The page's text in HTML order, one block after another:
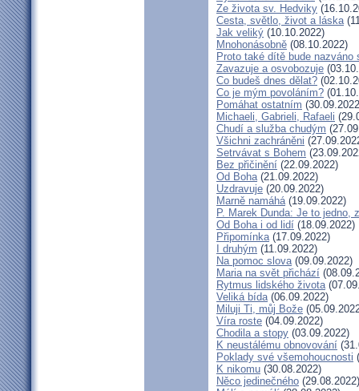
Ze života sv. Hedviky
Cesta, světlo, život a láska
Jak veliký (10.10.2022)
Mnohonásobně (08.10.2022)
Proto také dítě bude
Zavazuje a osvobozuje
Co budeš dnes dělat?
Co je mým povoláním?
Pomáhat ostatním
Michaeli, Gabrieli, Rafaeli
Chudí a služba chudým
Všichni zachráněni
Setrvávat s Bohem
Bez přičinění (22.09.2022)
Od Boha(21.09.2022)
Uzdravuje (20.09.2022)
Marně namáhá(19.09.2022)
P. Marek Dunda: Je to jedno,
Od Boha i od lidí (18.09.2022)
Připomínka(17.09.2022)
I druhým (11.09.2022)
Na pomoc slova(09.09.2022)
Maria na svět přichází
Rytmus lidského života
Veliká bída(06.09.2022)
Miluji Ti, můj Bože
Víra roste (04.09.2022)
Chodila a stopy (03.09.2022)
K neustálému obnovování
Poklady své všemohoucnosti
K nikomu (30.08.2022)
Něco jedinečného (29.08.2022)